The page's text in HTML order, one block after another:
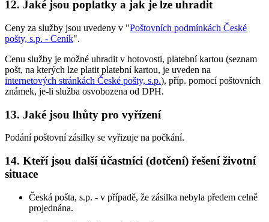
12. Jaké jsou poplatky a jak je lze uhradit
Ceny za služby jsou uvedeny v "Poštovních podmínkách České
pošty, s.p. - Ceník".
Cenu služby je možné uhradit v hotovosti, platební kartou (seznam
pošt, na kterých lze platit platební kartou, je uveden na
internetových stránkách České pošty, s.p.), příp. pomocí poštovních
známek, je-li služba osvobozena od DPH.
13. Jaké jsou lhůty pro vyřízení
Podání poštovní zásilky se vyřizuje na počkání.
14. Kteří jsou další účastníci (dotčení) řešení životní
situace
Česká pošta, s.p. - v případě, že zásilka nebyla předem celně
projednána.